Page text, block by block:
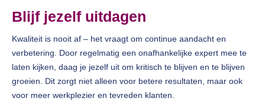
Blijf jezelf uitdagen
Kwaliteit is nooit af – het vraagt om continue aandacht en
verbetering. Door regelmatig een onafhankelijke expert mee te
laten kijken, daag je jezelf uit om kritisch te blijven en te blijven
groeien. Dit zorgt niet alleen voor betere resultaten, maar ook
voor meer werkplezier en tevreden klanten.